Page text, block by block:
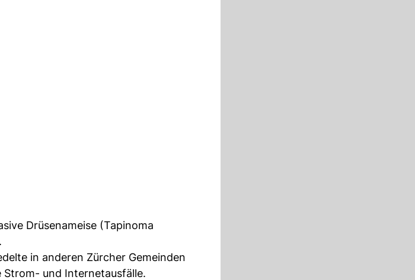
Drüsenameise (Tapinoma
in anderen Zürcher Gemeinden
Strom- und Internetausfälle.